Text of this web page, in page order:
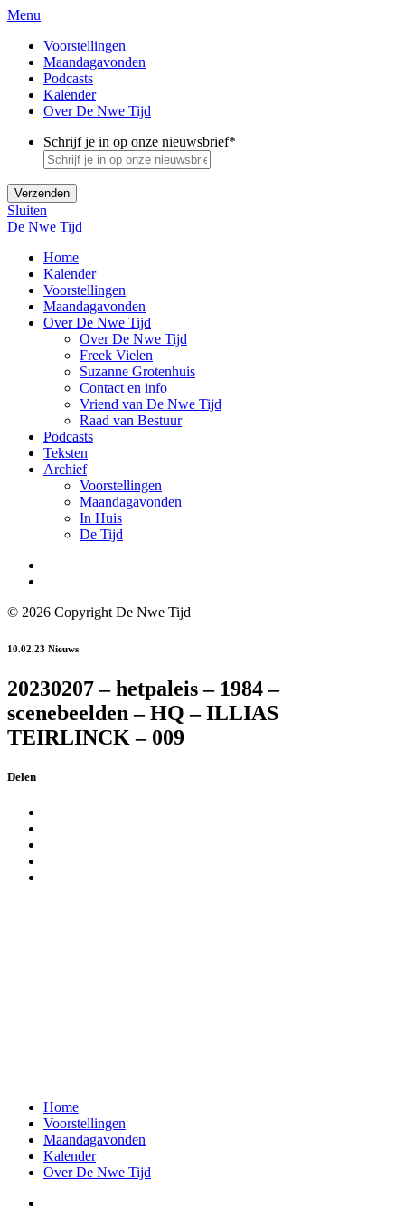
Menu
Voorstellingen
Maandagavonden
Podcasts
Kalender
Over De Nwe Tijd
Schrijf je in op onze nieuwsbrief*
Sluiten
De Nwe Tijd
Home
Kalender
Voorstellingen
Maandagavonden
Over De Nwe Tijd
Over De Nwe Tijd
Freek Vielen
Suzanne Grotenhuis
Contact en info
Vriend van De Nwe Tijd
Raad van Bestuur
Podcasts
Teksten
Archief
Voorstellingen
Maandagavonden
In Huis
De Tijd
© 2026 Copyright De Nwe Tijd
10.02.23 Nieuws
20230207 – hetpaleis – 1984 –
scenebeelden – HQ – ILLIAS
TEIRLINCK – 009
Delen
Home
Voorstellingen
Maandagavonden
Kalender
Over De Nwe Tijd